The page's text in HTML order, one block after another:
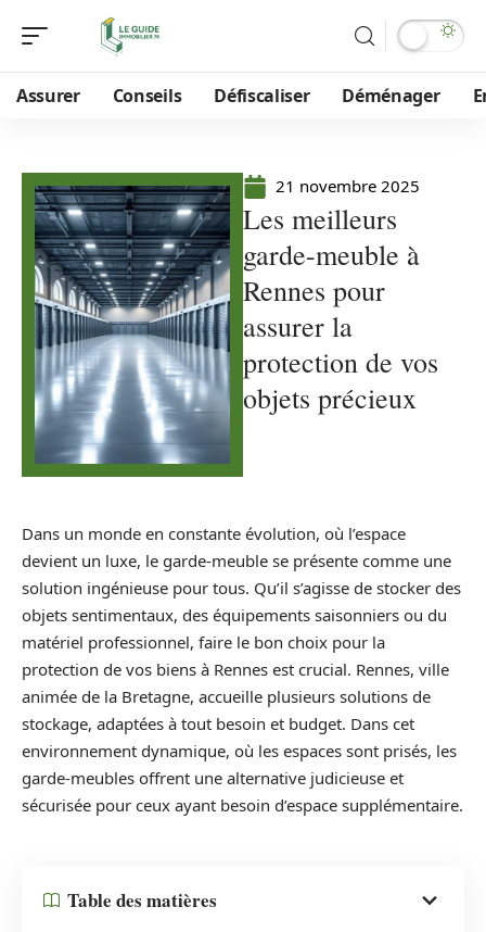
Assurer Conseils Défiscaliser Déménager
21 novembre 2025
Les meilleurs
garde-meuble à
Rennes pour
assurer la
protection de vos
objets précieux
Dans un monde en constante évolution, où l’espace
devient un luxe, le garde-meuble se présente comme une
solution ingénieuse pour tous. Qu’il s’agisse de stocker des
objets sentimentaux, des équipements saisonniers ou du
matériel professionnel, faire le bon choix pour la
protection de vos biens à Rennes est crucial. Rennes, ville
animée de la Bretagne, accueille plusieurs solutions de
stockage, adaptées à tout besoin et budget. Dans cet
environnement dynamique, où les espaces sont prisés, les
garde-meubles offrent une alternative judicieuse et
sécurisée pour ceux ayant besoin d’espace supplémentaire.
Table des matières